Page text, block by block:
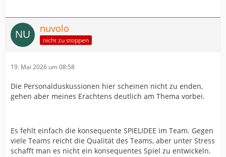
nuvolo
nicht zu stoppen
19. Mai 2026 um 08:58
Die Personalduskussionen hier scheinen nicht zu enden,
gehen aber meines Erachtens deutlich am Thema vorbei.
Es fehlt einfach die konsequente SPIELIDEE im Team. Gegen
viele Teams reicht die Qualität des Teams, aber unter Stress
schafft man es nicht ein konsequentes Spiel zu entwickeln.